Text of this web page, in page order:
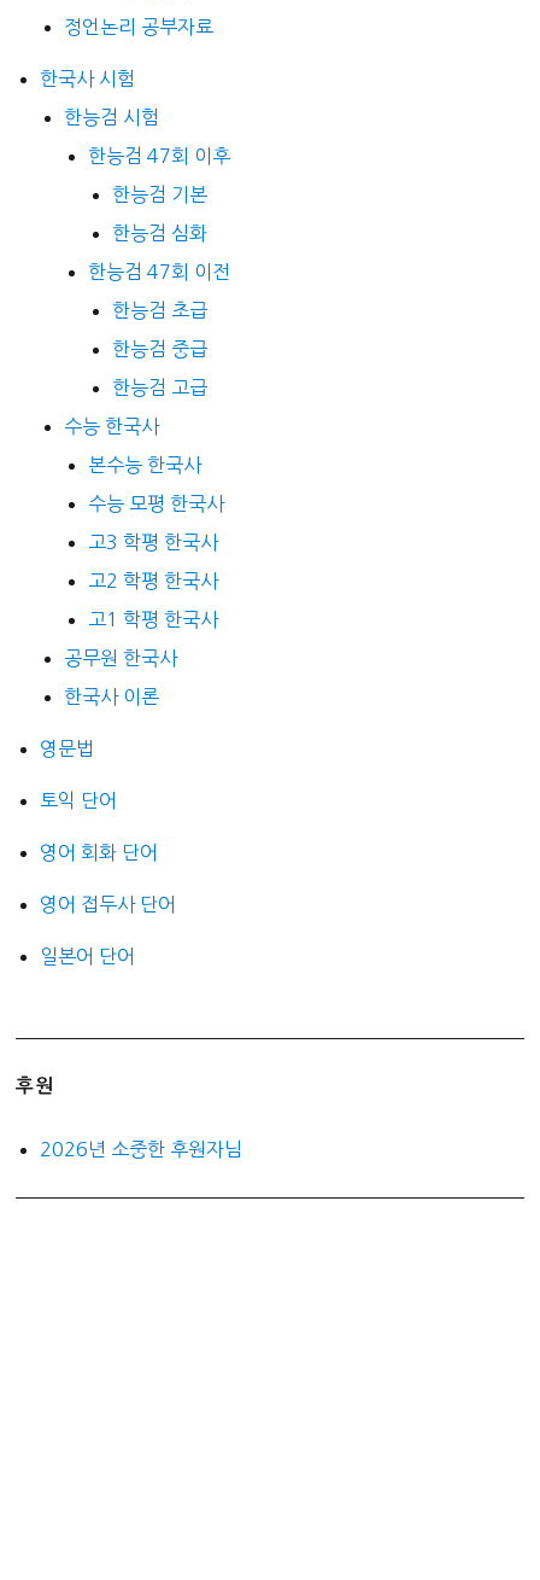
정언논리 공부자료
한국사 시험
한능검 시험
한능검 47회 이후
한능검 기본
한능검 심화
한능검 47회 이전
한능검 초급
한능검 중급
한능검 고급
수능 한국사
본수능 한국사
수능 모평 한국사
고3 학평 한국사
고2 학평 한국사
고1 학평 한국사
공무원 한국사
한국사 이론
영문법
토익 단어
영어 회화 단어
영어 접두사 단어
일본어 단어
후원
2026년 소중한 후원자님